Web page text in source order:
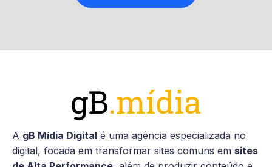
A gB Mídia Digital é uma agência especializada no
digital, focada em transformar sites comuns em sites